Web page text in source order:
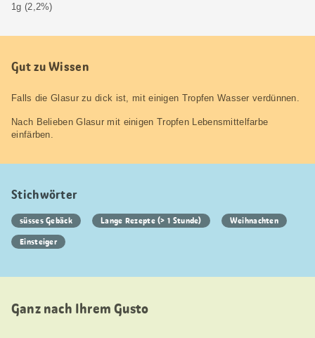
1g (2,2%)
Gut zu Wissen
Falls die Glasur zu dick ist, mit einigen Tropfen Wasser verdünnen.
Nach Belieben Glasur mit einigen Tropfen Lebensmittelfarbe
einfärben.
Stichwörter
süsses Gebäck Lange Rezepte (> 1 Stunde)
Weihnachten
Einsteiger
Ganz nach Ihrem Gusto